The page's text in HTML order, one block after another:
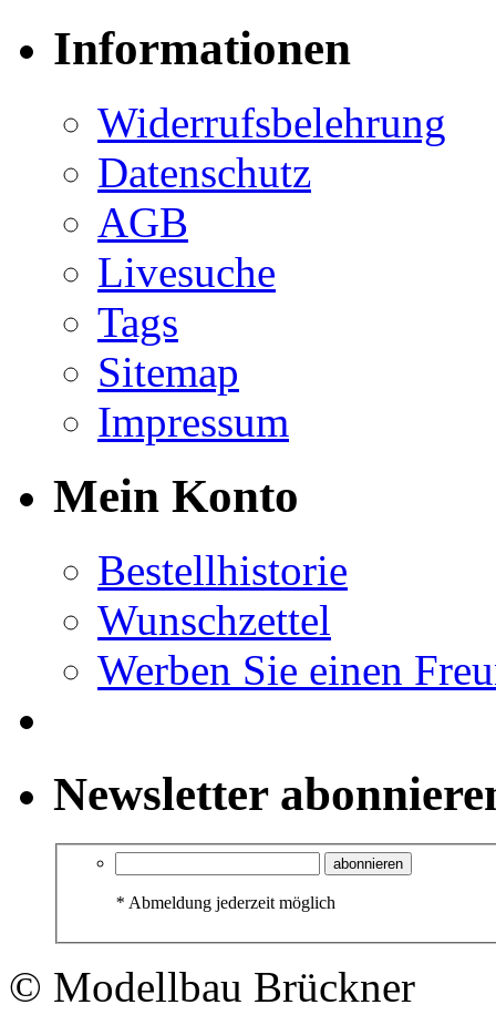
Informationen
Widerrufsbelehrung
Datenschutz
AGB
Livesuche
Tags
Sitemap
Impressum
Mein Konto
Bestellhistorie
Wunschzettel
Werben Sie einen
Newsletter
abonnieren
* Abmeldung jederzeit möglich
© Modellbau Brückner